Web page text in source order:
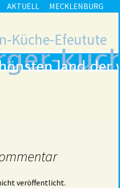
AKTUELL MECKLENBURG
Küche-Efeutute
veröffentlicht.